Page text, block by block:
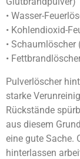
• Wasser-
• Kohlendioxid-
•
•
Pulverlöscher
starke
Rückstände
aus diesem
eine gute Sache.
hinterlassen